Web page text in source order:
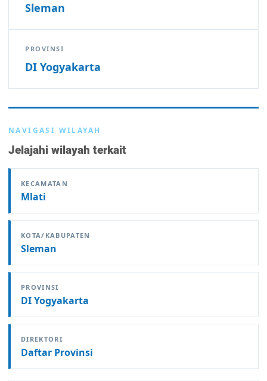
Sleman
PROVINSI
DI Yogyakarta
NAVIGASI WILAYAH
Jelajahi wilayah terkait
KECAMATAN
Mlati
KOTA/KABUPATEN
Sleman
PROVINSI
DI Yogyakarta
DIREKTORI
Daftar Provinsi